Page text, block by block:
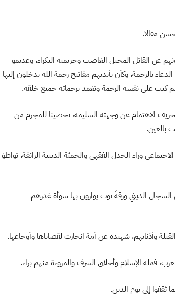
مقالا.
عن القاتل المحتل الغاصب وجريمته النكراء، وعديمو
بالرحمة، وكأن بأيديهم مفاتيح رحمة الله يدخلون إليها
كتب على نفسه الرحمة وتغمد برحماته جميع خلقه.
الاهتمام عن وجهته السليمة، تحصينا للمجرم من
بالغين.
وراء الجدل الفقهي والحميّة الدينية الزائفة، تواطؤ
السجال الديني ورقةَ توت يوارون بها سوأة غدرهم
وأذنابهم، شهيدة عن أمة انحازت لقضاياها وأوجاعها.
فملة الإسلام وأخلاق الشرف والمروءة منهم براء.
ثقفوا إلى يوم الدين.